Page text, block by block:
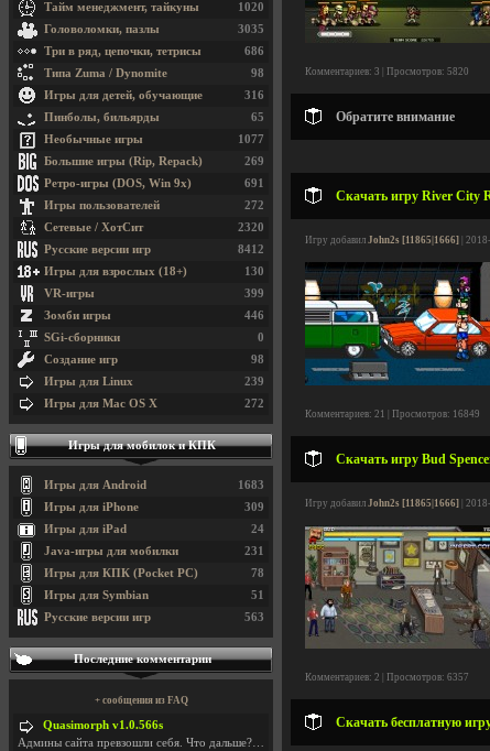
Комментариев: 3 | Просмотров: 5820
Обратите внимание
Скачать игру River City
Игру добавил John2s [11865|1666] |
Комментариев: 21 | Просмотров: 16849
Скачать игру Bud
Игру добавил John2s [11865|1666] |
Комментариев: 2 | Просмотров: 6357
Скачать бесплатную
1020
Тайм менеджмент, тайкуны
3035
Головоломки, пазлы
686
Три в ряд, цепочки, тетрисы
98
Типа Zuma / Dynomite
316
Игры для детей, обучающие
65
Пинболы, бильярды
1077
Необычные игры
269
Большие игры (Rip, Repack)
691
Ретро-игры (DOS, Win 9x)
272
Игры пользователей
2320
Сетевые / ХотСит
8412
Русские версии игр
130
Игры для взрослых (18+)
399
VR-игры
446
Зомби игры
0
SGi-сборники
98
Создание игр
239
Игры для Linux
272
Игры для Mac OS X
Игры для мобилок и КПК
1683
Игры для Android
309
Игры для iPhone
24
Игры для iPad
231
Java-игры для мобилки
78
Игры для КПК (Pocket PC)
51
Игры для Symbian
563
Русские версии игр
Последние комментарии
+ сообщения из FAQ
Quasimorph v1.0.566s
Админы сайта превзошли себя. Что дальше? Засунь се